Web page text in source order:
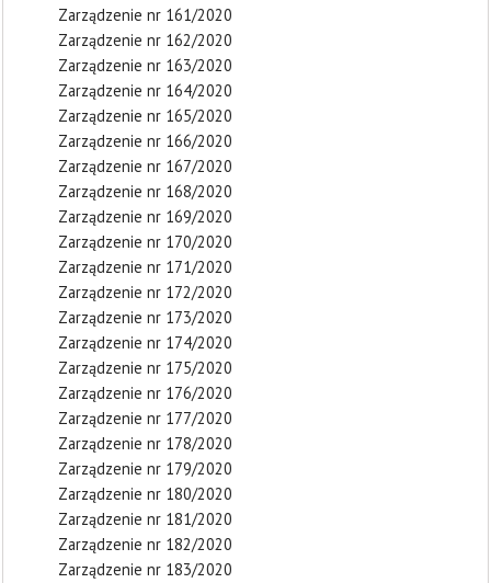
Zarządzenie nr 161/2020
Zarządzenie nr 162/2020
Zarządzenie nr 163/2020
Zarządzenie nr 164/2020
Zarządzenie nr 165/2020
Zarządzenie nr 166/2020
Zarządzenie nr 167/2020
Zarządzenie nr 168/2020
Zarządzenie nr 169/2020
Zarządzenie nr 170/2020
Zarządzenie nr 171/2020
Zarządzenie nr 172/2020
Zarządzenie nr 173/2020
Zarządzenie nr 174/2020
Zarządzenie nr 175/2020
Zarządzenie nr 176/2020
Zarządzenie nr 177/2020
Zarządzenie nr 178/2020
Zarządzenie nr 179/2020
Zarządzenie nr 180/2020
Zarządzenie nr 181/2020
Zarządzenie nr 182/2020
Zarządzenie nr 183/2020